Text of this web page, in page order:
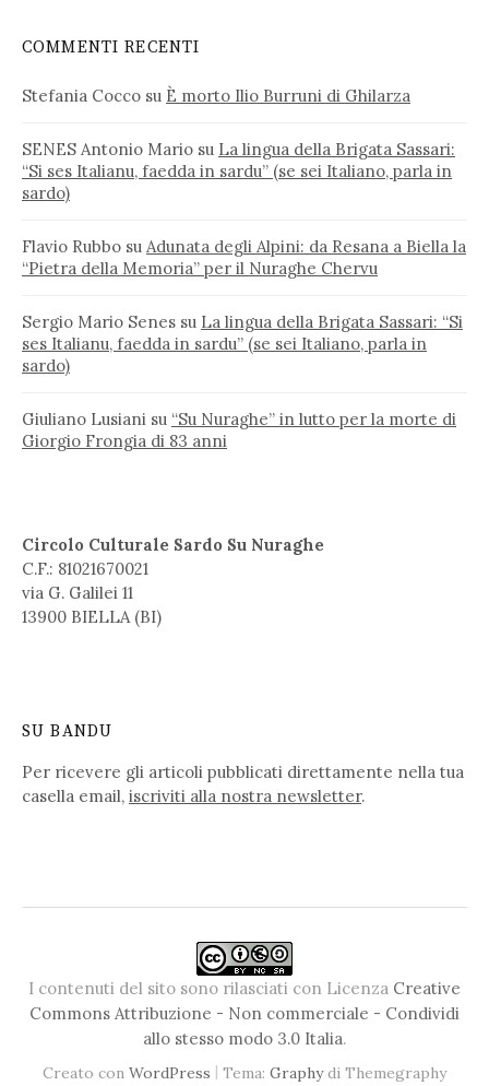
COMMENTI RECENTI
Stefania Cocco su È morto Ilio Burruni di Ghilarza
SENES Antonio Mario su La lingua della Brigata Sassari:
“Si ses Italianu, faedda in sardu” (se sei Italiano, parla in
sardo)
Flavio Rubbo su Adunata degli Alpini: da Resana a Biella la
“Pietra della Memoria” per il Nuraghe Chervu
Sergio Mario Senes su La lingua della Brigata Sassari: “Si
ses Italianu, faedda in sardu” (se sei Italiano, parla in
sardo)
Giuliano Lusiani su “Su Nuraghe” in lutto per la morte di
Giorgio Frongia di 83 anni
Circolo Culturale Sardo Su Nuraghe
C.F.: 81021670021
via G. Galilei 11
13900 BIELLA (BI)
SU BANDU
Per ricevere gli articoli pubblicati direttamente nella tua
casella email, iscriviti alla nostra newsletter.
I contenuti del sito sono rilasciati con Licenza Creative
Commons Attribuzione - Non commerciale - Condividi
allo stesso modo 3.0 Italia.
Creato con WordPress | Tema: Graphydi Themegraphy